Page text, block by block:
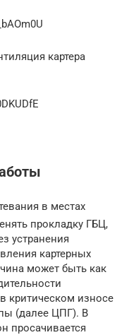
картера
в местах
прокладку ГБЦ,
устранения
картерных
может быть как
критическом износе
(далее ЦПГ). В
просачивается